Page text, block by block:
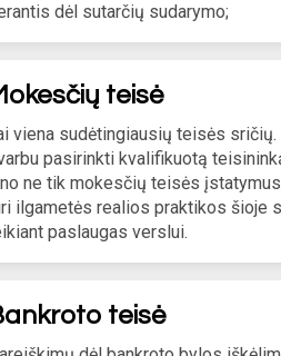
dėl sutarčių sudarymo;
teisė
viena sudėtingiausių teisės sričių.
pasirinkti kvalifikuotą
ne tik mokesčių teisės
ilgametės realios praktikos šioje
paslaugas verslui.
teisė